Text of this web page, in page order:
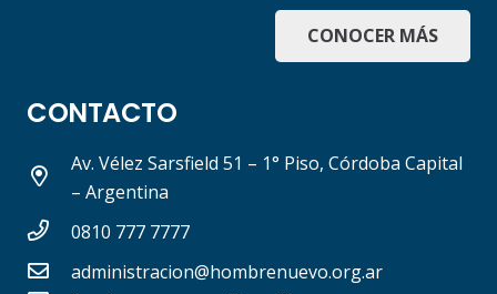
CONOCER MÁS
CONTACTO
Av. Vélez Sarsfield 51 – 1° Piso, Córdoba Capital
– Argentina
0810 777 7777
administracion@hombrenuevo.org.ar